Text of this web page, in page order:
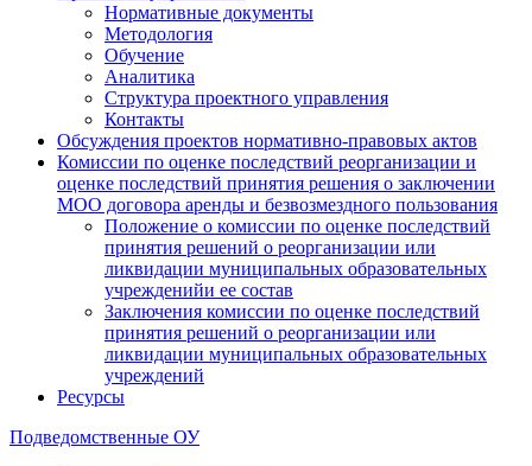
Нормативные документы
Методология
Обучение
Аналитика
Структура проектного управления
Контакты
Обсуждения проектов нормативно-правовых актов
Комиссии по оценке последствий реорганизации и
оценке последствий принятия решения о заключении
МОО договора аренды и безвозмездного пользования
Положение о комиссии по оценке последствий
принятия решений о реорганизации или
ликвидации муниципальных образовательных
учрежденийи ее состав
Заключения комиссии по оценке последствий
принятия решений о реорганизации или
ликвидации муниципальных образовательных
учреждений
Ресурсы
Подведомственные ОУ